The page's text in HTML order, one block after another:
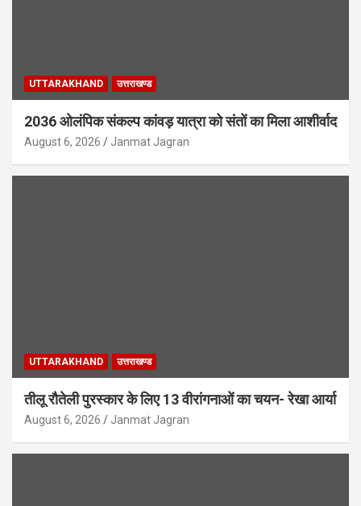
UTTARAKHAND उत्तराखण्ड
2036 ओलंपिक संकल्प कांवड़ यात्रा को संतों का मिला आशीर्वाद
August 6, 2026 Janmat Jagran
UTTARAKHAND उत्तराखण्ड
तीलू रौतेली पुरस्कार के लिए 13 वीरांगनाओं का चयन- रेखा आर्या
August 6, 2026 Janmat Jagran